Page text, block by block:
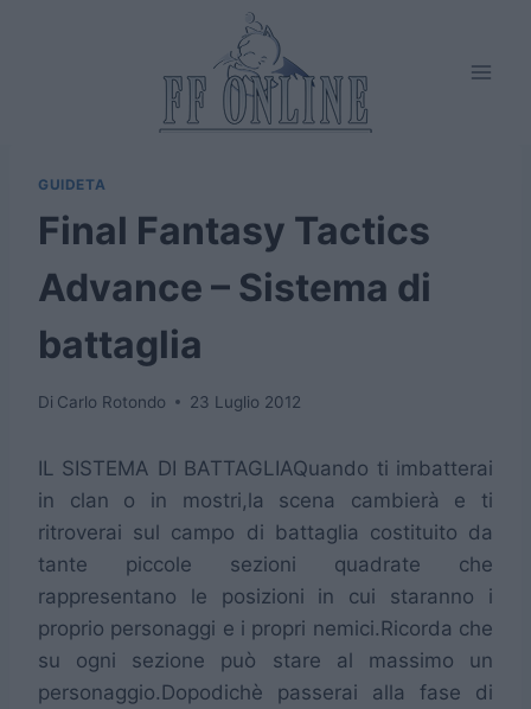
GUIDETA
Final Fantasy Tactics
Advance – Sistema di
battaglia
Di Carlo Rotondo 23 Luglio 2012
IL SISTEMA DI BATTAGLIAQuando ti imbatterai
in clan o in mostri,la scena cambierà e ti
ritroverai sul campo di battaglia costituito da
tante piccole sezioni quadrate che
rappresentano le posizioni in cui staranno i
proprio personaggi e i propri nemici.Ricorda che
su ogni sezione può stare al massimo un
personaggio.Dopodichè passerai alla fase di